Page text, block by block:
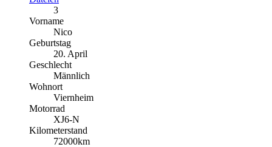
3
Vorname
Nico
Geburtstag
20. April
Geschlecht
Männlich
Wohnort
Viernheim
Motorrad
XJ6-N
Kilometerstand
72000km